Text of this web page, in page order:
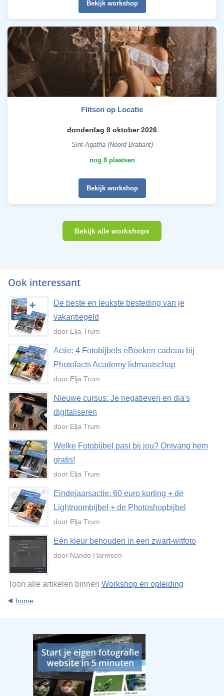
Bekijk workshop
Flitsen op Locatie
donderdag 8 oktober 2026
Sint Agatha (Noord Brabant)
nog 8 plaatsen
Bekijk workshop
Bekijk alle workshops
Ook interessant
De beste en leukste besteding van je
vakantiegeld
door Elja Trum
Actie: 4 Fotobijbels eBoeken cadeau bij
Photofacts Academy lidmaatschap
door Elja Trum
Nieuwe cursus: Je negatieven en dia's
digitaliseren
door Elja Trum
Welke Fotobijbel past bij jou? Ontvang hem
gratis!
door Elja Trum
Eindejaarsactie: 60 euro korting + de
Lightroombijbel + de Photoshopbijbel
door Elja Trum
Eén kleur behouden in een zwart-witfoto
door Nando Harmsen
Toon alle artikelen binnen Workshop en opleiding
home